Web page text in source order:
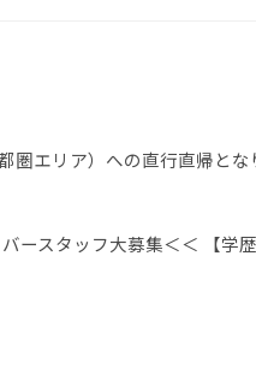
圏エリア）への直行直帰と
ースタッフ大募集＜＜ 【学